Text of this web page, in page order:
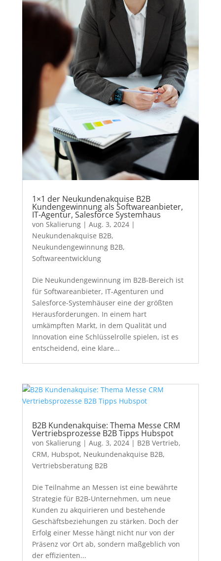
1×1 der Neukundenakquise B2B
Kundengewinnung als Softwareanbieter,
IT-Agentur, Salesforce Systemhaus
von Skalierung| Aug. 3, 2024|
Neukundenakquise B2B,
Neukundengewinnung B2B,
Softwareentwicklung
Die Neukundengewinnung im B2B-Bereich ist
für Softwareanbieter, IT-Agenturen und
Salesforce-Systemhäuser eine der größten
Herausforderungen. In einem hart
umkämpften Markt, in dem Qualität und
Innovation eine Schlüsselrolle spielen, ist es
entscheidend, eine klare...
B2B Kundenakquise: Thema Messe CRM
Vertriebsprozesse B2B Tipps Hubspot
von Skalierung| Aug. 3, 2024| B2B Vertrieb,
CRM, Hubspot, Neukundenakquise B2B,
Vertriebsberatung B2B
Die Teilnahme an Messen ist eine bewährte
Strategie für B2B-Unternehmen, um neue
Kunden zu akquirieren und bestehende
Geschäftsbeziehungen zu stärken. Doch der
Erfolg einer Messe hängt nicht nur von der
Präsenz vor Ort ab, sondern maßgeblich von
der effizienten...